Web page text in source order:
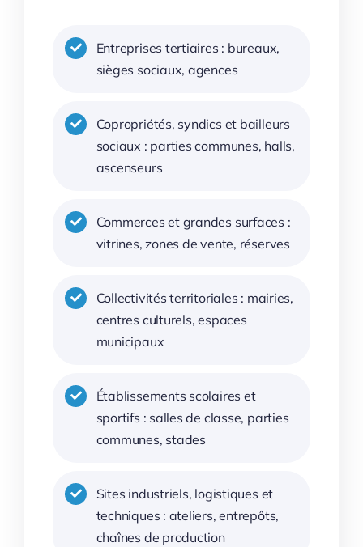
Entreprises tertiaires : bureaux,
sièges sociaux, agences
Copropriétés, syndics et bailleurs
sociaux : parties communes, halls,
ascenseurs
Commerces et grandes surfaces :
vitrines, zones de vente, réserves
Collectivités territoriales : mairies,
centres culturels, espaces
municipaux
Établissements scolaires et
sportifs : salles de classe, parties
communes, stades
Sites industriels, logistiques et
techniques : ateliers, entrepôts,
chaînes de production